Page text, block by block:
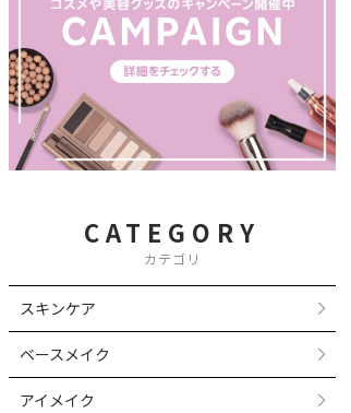
CATEGORY
カテゴリ
スキンケア
ベースメイク
アイメイク